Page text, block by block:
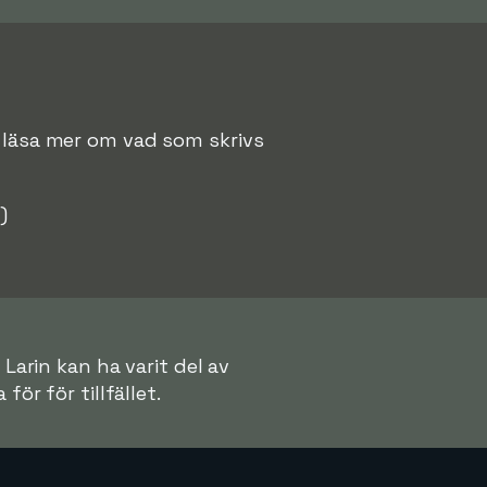
mer om vad som skrivs
kan ha varit del av
för för tillfället.